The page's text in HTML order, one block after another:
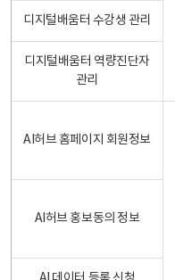
디지털배움터 수강생 관리
디지털배움터 역량진단자
관리
AI허브 홈페이지 회원정보
AI허브 홍보동의 정보